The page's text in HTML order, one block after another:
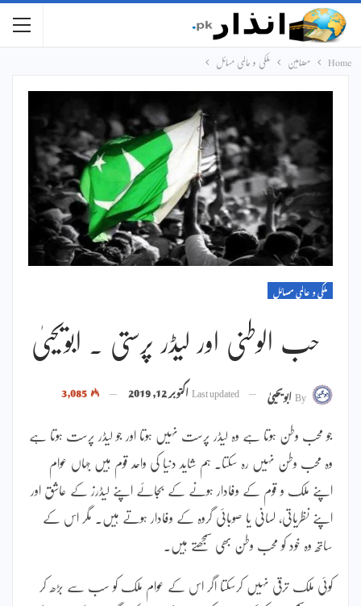
Home مضامین ملکی و عالمی مسائل
ملکی و عالمی مسائل
حب الوطنی اور لیڈر پرستی ۔ ابویحییٰ
Byابویحییٰ Last updatedاکتوبر 12, 2019
جو محب وطن ہوتا ہے وہ لیڈر پرست نہیں ہوتا اور جو لیڈر پرست ہوتا ہے
وہ محب وطن نہیں رہ سکتا۔ ہم شاید دنیا کی واحد قوم ہیں جہاں عوام
اپنے ملک و قوم کے وفادار ہونے کے بجائے اپنے لیڈرز کے عاشق اور
اپنے نظریاتی، لسانی یا صوبائی گروہ کے وفادار ہوتے ہیں۔ مگر اس کے
ساتھ وہ خود کو محب وطن بھی سمجھتے ہیں۔
کوئی ملک ترقی نہیں کرسکتا اگر اس کے عوام ملک کو سب سے بڑھ کر